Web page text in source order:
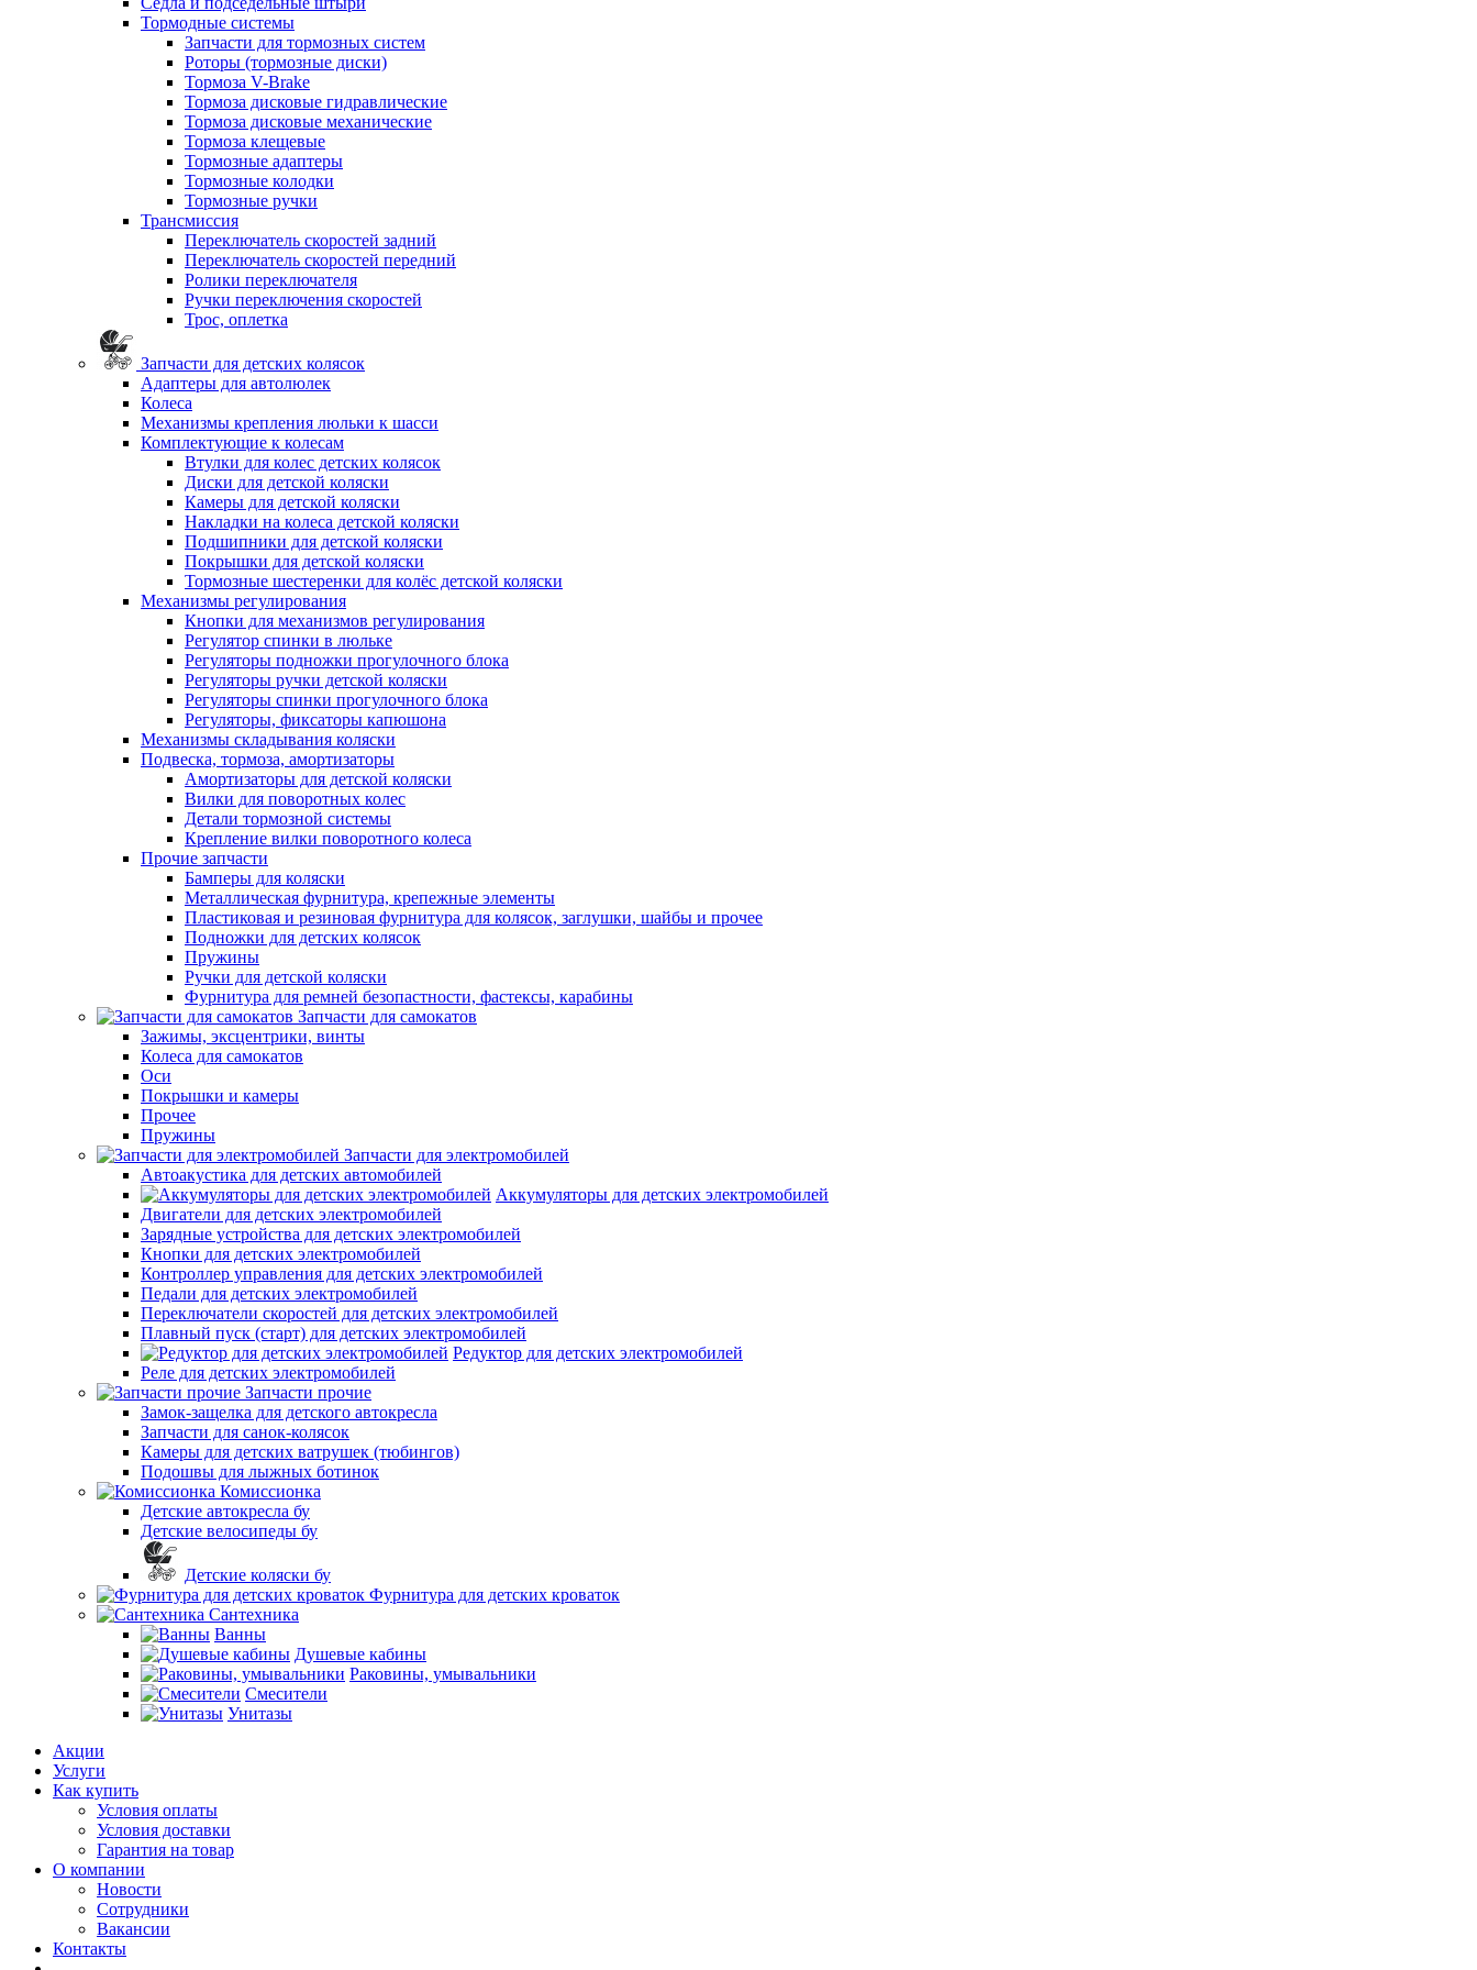
Тормодные системы
Запчасти для тормозных систем
Роторы (тормозные диски)
Тормоза V-Brake
Тормоза дисковые гидравлические
Тормоза дисковые механические
Тормоза клещевые
Тормозные адаптеры
Тормозные колодки
Тормозные ручки
Трансмиссия
Переключатель скоростей задний
Переключатель скоростей передний
Ролики переключателя
Ручки переключения скоростей
Трос, оплетка
Запчасти для детских колясок
Адаптеры для автолюлек
Колеса
Механизмы крепления люльки к шасси
Комплектующие к колесам
Втулки для колес детских колясок
Диски для детской коляски
Камеры для детской коляски
Накладки на колеса детской коляски
Подшипники для детской коляски
Покрышки для детской коляски
Тормозные шестеренки для колёс детской коляски
Механизмы регулирования
Кнопки для механизмов регулирования
Регулятор спинки в люльке
Регуляторы подножки прогулочного блока
Регуляторы ручки детской коляски
Регуляторы спинки прогулочного блока
Регуляторы, фиксаторы капюшона
Механизмы складывания коляски
Подвеска, тормоза, амортизаторы
Амортизаторы для детской коляски
Вилки для поворотных колес
Детали тормозной системы
Крепление вилки поворотного колеса
Прочие запчасти
Бамперы для коляски
Металлическая фурнитура, крепежные элементы
Пластиковая и резиновая фурнитура для колясок, заглушки, шайбы и прочее
Подножки для детских колясок
Пружины
Ручки для детской коляски
Фурнитура для ремней безопастности, фастексы, карабины
Запчасти для самокатов
Зажимы, эксцентрики, винты
Колеса для самокатов
Оси
Покрышки и камеры
Прочее
Пружины
Запчасти для электромобилей
Автоакустика для детских автомобилей
Аккумуляторы для детских электромобилей
Двигатели для детских электромобилей
Зарядные устройства для детских электромобилей
Кнопки для детских электромобилей
Контроллер управления для детских электромобилей
Педали для детских электромобилей
Переключатели скоростей для детских электромобилей
Плавный пуск (старт) для детских электромобилей
Редуктор для детских электромобилей
Реле для детских электромобилей
Запчасти прочие
Замок-защелка для детского автокресла
Запчасти для санок-колясок
Камеры для детских ватрушек (тюбингов)
Подошвы для лыжных ботинок
Комиссионка
Детские автокресла бу
Детские велосипеды бу
Детские коляски бу
Фурнитура для детских кроваток
Сантехника
Ванны
Душевые кабины
Раковины, умывальники
Смесители
Унитазы
Акции
Услуги
Как купить
Условия оплаты
Условия доставки
Гарантия на товар
О компании
Новости
Сотрудники
Вакансии
Контакты